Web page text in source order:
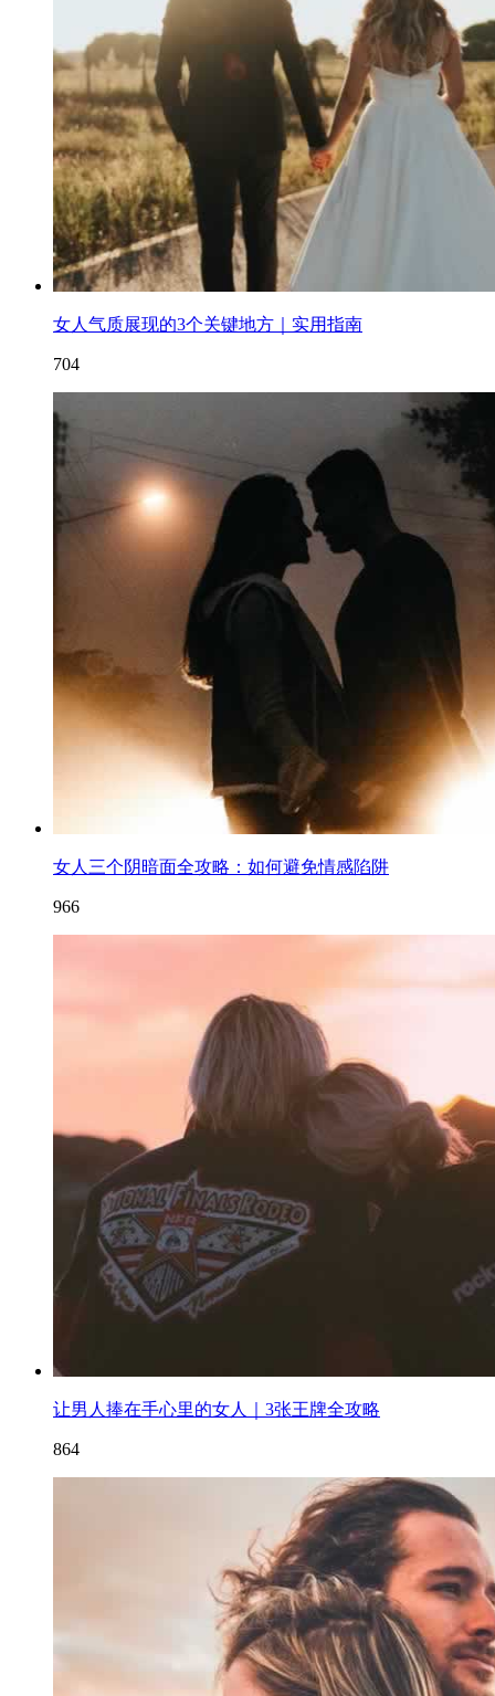
女人气质展现的3个关键地方｜实用指南
704
女人三个阴暗面全攻略：如何避免情感陷阱
966
让男人捧在手心里的女人｜3张王牌全攻略
864